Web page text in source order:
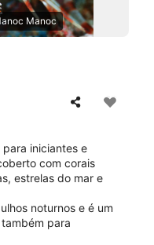
Manoc
iniciantes e
com corais
estrelas do mar e
noturnos e é um
para